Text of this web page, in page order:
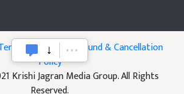
of Service|Refund & Cancellation
Policy
Krishi Jagran Media Group. All Rights
Reserved.